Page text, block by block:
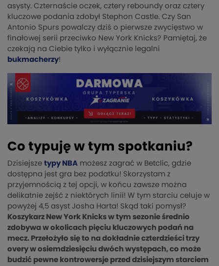
asysty. Czternaście oczek, cztery reboundy oraz cztery
kluczowe podania zdobył Stephon Castle. Czy San
Antonio Spurs powalczy dziś o pierwsze zwycięstwo w
finałowej serii przeciwko New York Knicks? Pamiętaj, że
czekają na Ciebie tylko i wyłącznie legalni
bukmacherzy!
Co typuję w tym spotkaniu?
Dzisiejsze typy NBA możesz zagrać w Betclic, gdzie
dostępna jest gra bez podatku! Skorzystam z
przyjemnością z tej opcji, w końcu zawsze można
delikatnie zejść z niektórych linii! W tym starciu celuje w
powyżej 4,5 asyst Josha Harta! Skąd taki pomysł?
Koszykarz New York Knicks w tym sezonie średnio
zdobywa w okolicach pięciu kluczowych podań na
mecz. Przełożyło się to na dokładnie czterdzieści trzy
overy w osiemdziesięciu dwóch występach, co może
budzić pewne kontrowersje przed dzisiejszym starciem